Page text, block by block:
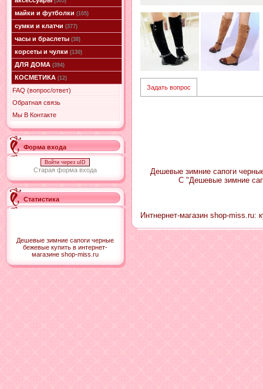
майки и футболки (105)
сумки и клатчи (377)
часы и браслеты (38)
корсеты и чулки (130)
ДЛЯ ДОМА (394)
КОСМЕТИКА (12)
FAQ (вопрос/ответ)
Обратная связь
Мы В Контакте
Форма входа
Войти через uID
Старая форма входа
Статистика
Дешевые зимние сапоги черные
бежевые купить в интернет-
магазине shop-miss.ru
Задать вопрос
Дешевые зимние сапоги
С "Дешевые зимние
Интнернет-магазин shop-miss.ru: